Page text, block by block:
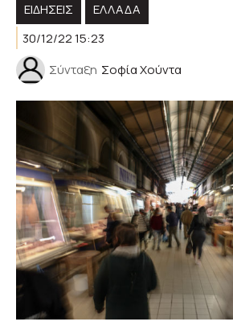
ΕΙΔΗΣΕΙΣ
ΕΛΛΑΔΑ
30/12/22 15:23
Σύνταξη Σοφία Χούντα